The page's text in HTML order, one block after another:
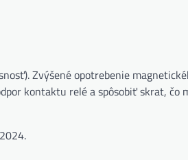
Zvýšené opotrebenie
kontaktu relé a spôsobiť skrat, čo